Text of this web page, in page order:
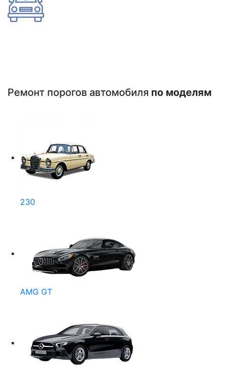
Ремонт порогов автомобиля по моделям
230
AMG GT